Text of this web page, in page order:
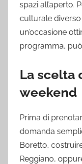
spazi all’aperto.
culturale diverso
un’occasione
programma,
La scelta
weekend
Prima di
domanda
Boretto,
Reggiano,